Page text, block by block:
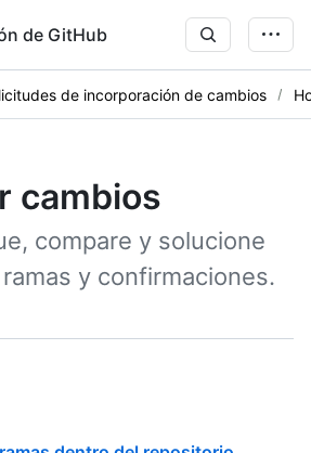
de GitHub
de incorporación de cambios
cambios
compare y solucione
y confirmaciones.